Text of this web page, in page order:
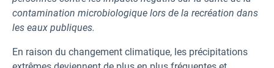
contamination microbiologique lors de la recréation dans
les eaux publiques.
En raison du changement climatique, les précipitations